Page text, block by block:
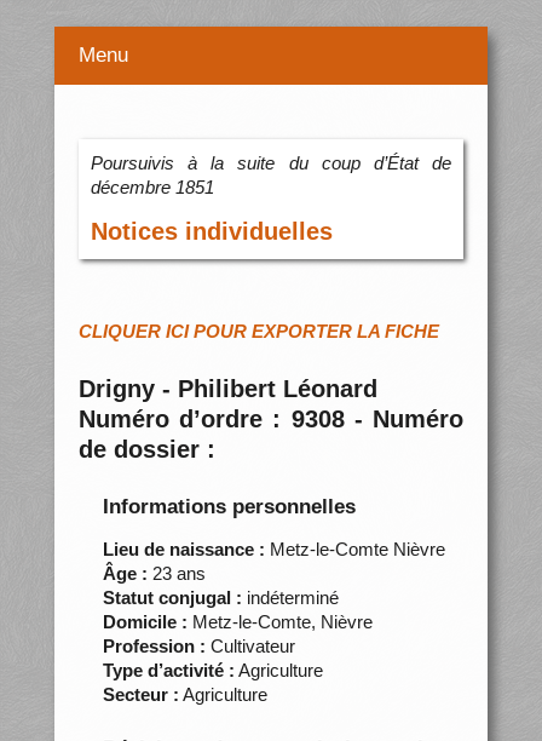
Menu
Poursuivis à la suite du coup d’État de
décembre 1851
Notices individuelles
CLIQUER ICI POUR EXPORTER LA FICHE
Drigny - Philibert Léonard
Numéro d’ordre : 9308 - Numéro
de dossier :
Informations personnelles
Lieu de naissance : Metz-le-Comte Nièvre
Âge : 23 ans
Statut conjugal : indéterminé
Domicile : Metz-le-Comte, Nièvre
Profession : Cultivateur
Type d’activité : Agriculture
Secteur : Agriculture